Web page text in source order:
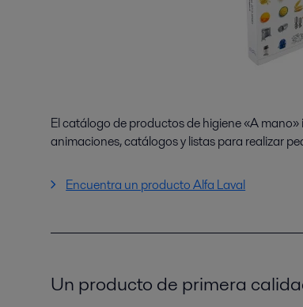
El catálogo de productos de higiene «A
animaciones, catálogos y listas para realizar
Encuentra un producto Alfa Laval
Un producto de primera